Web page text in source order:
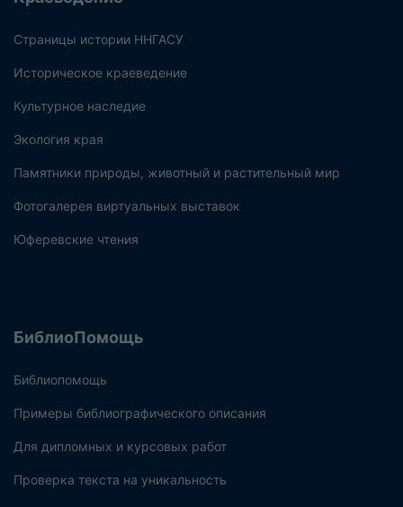
Страницы истории ННГАСУ
Историческое краеведение
Культурное наследие
Экология края
Памятники природы, животный и растительный мир
Фотогалерея виртуальных выставок
Юферевские чтения
БиблиоПомощь
Библиопомощь
Примеры библиографического описания
Для дипломных и курсовых работ
Проверка текста на уникальность